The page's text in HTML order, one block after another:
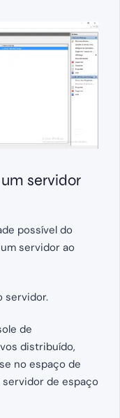
servidor
possível do
servidor ao
servidor.
de
distribuído,
no espaço de
de espaço